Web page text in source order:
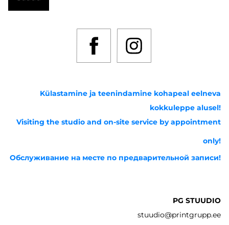
Külastamine ja teenindamine kohapeal eelneva
kokkuleppe alusel!
Visiting the studio and on-site service by appointment
only!
Обслуживание на месте по предварительной записи!
PG STUUDIO
stuudio@printgrupp.ee